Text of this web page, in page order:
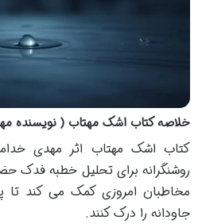
خلاصه کتاب اشک مهتاب ( نویسنده
کتاب اشک مهتاب اثر مهدی
روشنگرانه برای تحلیل خطبه
مخاطبان امروزی کمک می کند تا
جاودانه را درک کنند.